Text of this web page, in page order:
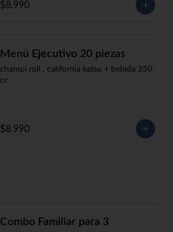
$8.990
Menú Ejecutivo 20 piezas
champi roll , california katsu + bebida 250
cc
$8.990
Combo Familiar para 3